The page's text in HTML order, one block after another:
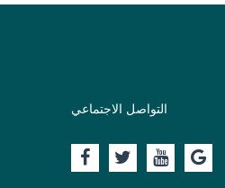
التواصل الاجتماعي